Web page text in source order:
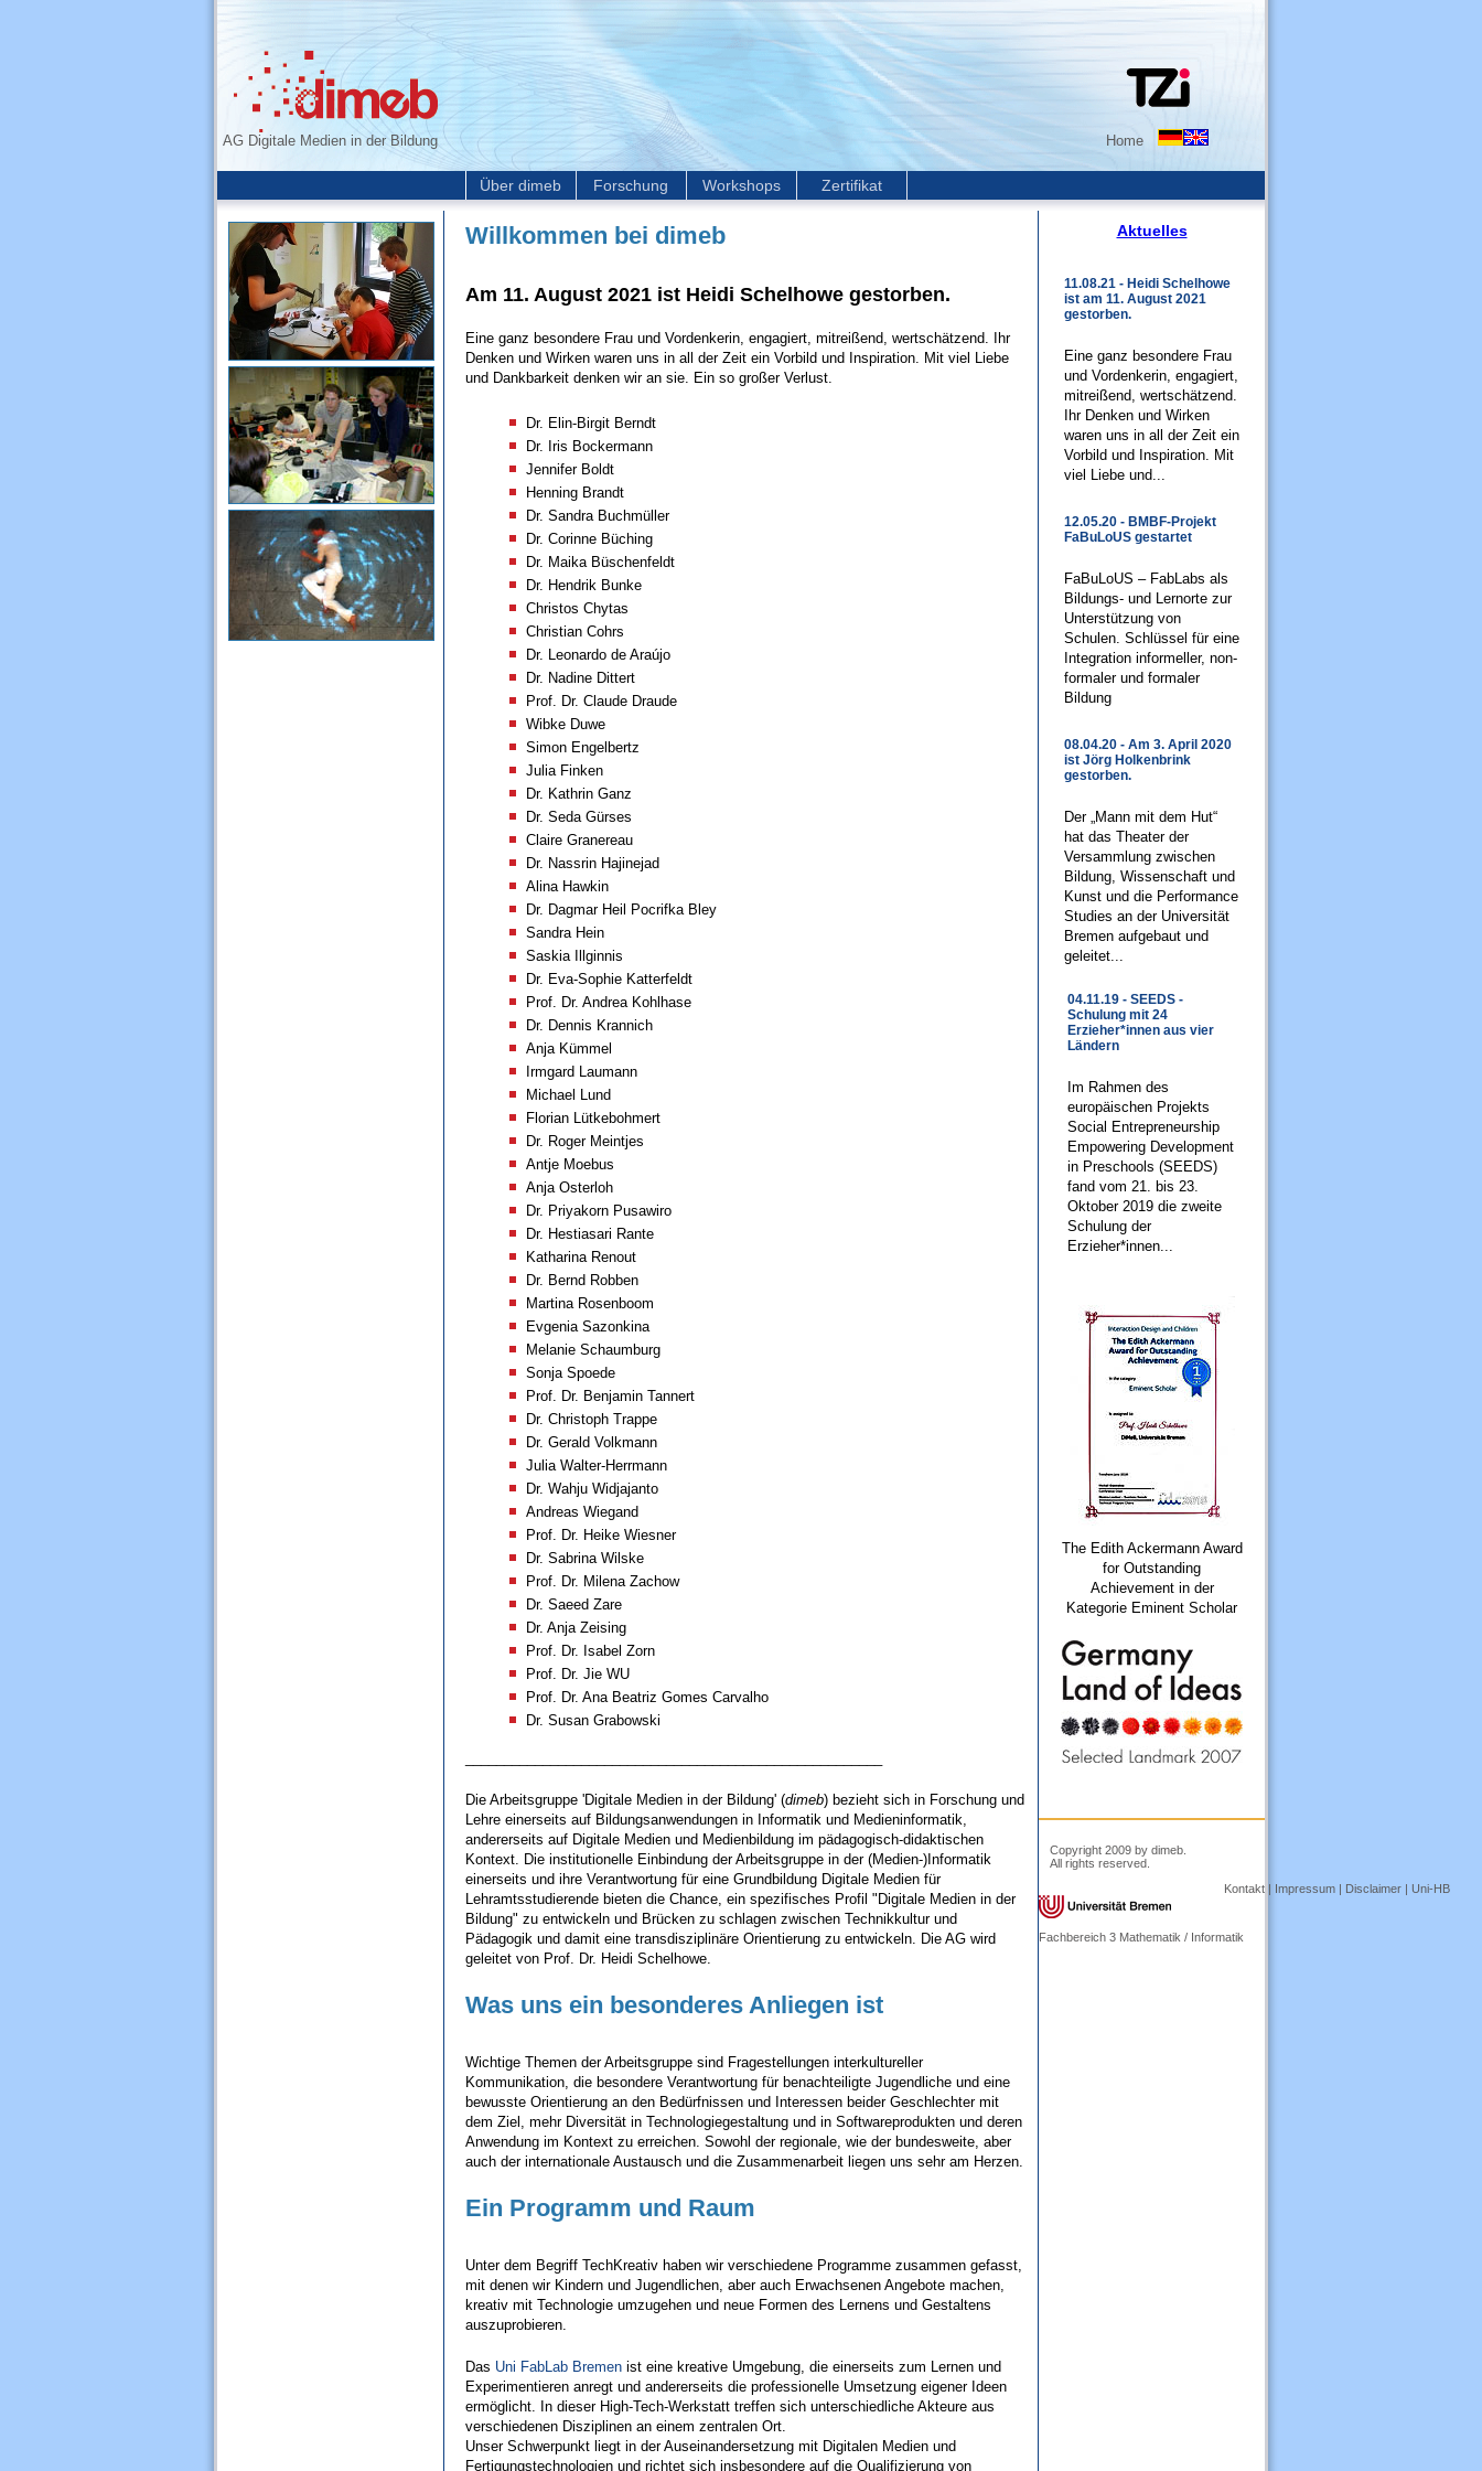
AG Digitale Medien in der Bildung Home
Über dimeb Forschung Workshops Zertifikat
Willkommen bei dimeb
Am 11. August 2021 ist Heidi Schelhowe gestorben.
Eine ganz besondere Frau und Vordenkerin, engagiert, mitreißend, wertschätzend. Ihr
Denken und Wirken waren uns in all der Zeit ein Vorbild und Inspiration. Mit viel Liebe
und Dankbarkeit denken wir an sie. Ein so großer Verlust.
Dr. Elin-Birgit Berndt
Dr. Iris Bockermann
Jennifer Boldt
Henning Brandt
Dr. Sandra Buchmüller
Dr. Corinne Büching
Dr. Maika Büschenfeldt
Dr. Hendrik Bunke
Christos Chytas
Christian Cohrs
Dr. Leonardo de Araújo
Dr. Nadine Dittert
Prof. Dr. Claude Draude
Wibke Duwe
Simon Engelbertz
Julia Finken
Dr. Kathrin Ganz
Dr. Seda Gürses
Claire Granereau
Dr. Nassrin Hajinejad
Alina Hawkin
Dr. Dagmar Heil Pocrifka Bley
Sandra Hein
Saskia Illginnis
Dr. Eva-Sophie Katterfeldt
Prof. Dr. Andrea Kohlhase
Dr. Dennis Krannich
Anja Kümmel
Irmgard Laumann
Michael Lund
Florian Lütkebohmert
Dr. Roger Meintjes
Antje Moebus
Anja Osterloh
Dr. Priyakorn Pusawiro
Dr. Hestiasari Rante
Katharina Renout
Dr. Bernd Robben
Martina Rosenboom
Evgenia Sazonkina
Melanie Schaumburg
Sonja Spoede
Prof. Dr. Benjamin Tannert
Dr. Christoph Trappe
Dr. Gerald Volkmann
Julia Walter-Herrmann
Dr. Wahju Widjajanto
Andreas Wiegand
Prof. Dr. Heike Wiesner
Dr. Sabrina Wilske
Prof. Dr. Milena Zachow
Dr. Saeed Zare
Dr. Anja Zeising
Prof. Dr. Isabel Zorn
Prof. Dr. Jie WU
Prof. Dr. Ana Beatriz Gomes Carvalho
Dr. Susan Grabowski
Die Arbeitsgruppe 'Digitale Medien in der Bildung' (dimeb) bezieht sich in Forschung und
Lehre einerseits auf Bildungsanwendungen in Informatik und Medieninformatik,
andererseits auf Digitale Medien und Medienbildung im pädagogisch-didaktischen
Kontext. Die institutionelle Einbindung der Arbeitsgruppe in der (Medien-)Informatik
einerseits und ihre Verantwortung für eine Grundbildung Digitale Medien für
Lehramtsstudierende bieten die Chance, ein spezifisches Profil "Digitale Medien in der
Bildung" zu entwickeln und Brücken zu schlagen zwischen Technikkultur und
Pädagogik und damit eine transdisziplinäre Orientierung zu entwickeln. Die AG wird
geleitet von Prof. Dr. Heidi Schelhowe.
Was uns ein besonderes Anliegen ist
Wichtige Themen der Arbeitsgruppe sind Fragestellungen interkultureller
Kommunikation, die besondere Verantwortung für benachteiligte Jugendliche und eine
bewusste Orientierung an den Bedürfnissen und Interessen beider Geschlechter mit
dem Ziel, mehr Diversität in Technologiegestaltung und in Softwareprodukten und deren
Anwendung im Kontext zu erreichen. Sowohl der regionale, wie der bundesweite, aber
auch der internationale Austausch und die Zusammenarbeit liegen uns sehr am Herzen.
Ein Programm und Raum
Unter dem Begriff TechKreativ haben wir verschiedene Programme zusammen gefasst,
mit denen wir Kindern und Jugendlichen, aber auch Erwachsenen Angebote machen,
kreativ mit Technologie umzugehen und neue Formen des Lernens und Gestaltens
auszuprobieren.
Das Uni FabLab Bremen ist eine kreative Umgebung, die einerseits zum Lernen und
Experimentieren anregt und andererseits die professionelle Umsetzung eigener Ideen
ermöglicht. In dieser High-Tech-Werkstatt treffen sich unterschiedliche Akteure aus
verschiedenen Disziplinen an einem zentralen Ort.
Unser Schwerpunkt liegt in der Auseinandersetzung mit Digitalen Medien und
Fertigungstechnologien und richtet sich insbesondere auf die Qualifizierung von
Aktuelles
11.08.21 - Heidi Schelhowe
ist am 11. August 2021
gestorben.
Eine ganz besondere Frau
und Vordenkerin, engagiert,
mitreißend, wertschätzend.
Ihr Denken und Wirken
waren uns in all der Zeit ein
Vorbild und Inspiration. Mit
viel Liebe und...
12.05.20 - BMBF-Projekt
FaBuLoUS gestartet
FaBuLoUS – FabLabs als
Bildungs- und Lernorte zur
Unterstützung von
Schulen. Schlüssel für eine
Integration informeller, non-
formaler und formaler
Bildung
08.04.20 - Am 3. April 2020
ist Jörg Holkenbrink
gestorben.
Der „Mann mit dem Hut“
hat das Theater der
Versammlung zwischen
Bildung, Wissenschaft und
Kunst und die Performance
Studies an der Universität
Bremen aufgebaut und
geleitet...
04.11.19 - SEEDS -
Schulung mit 24
Erzieher*innen aus vier
Ländern
Im Rahmen des
europäischen Projekts
Social Entrepreneurship
Empowering Development
in Preschools (SEEDS)
fand vom 21. bis 23.
Oktober 2019 die zweite
Schulung der
Erzieher*innen...
The Edith Ackermann Award
for Outstanding
Achievement in der
Kategorie Eminent Scholar
Copyright 2009 by dimeb.
All rights reserved.
Kontakt| Impressum| Disclaimer| Uni-HB
Fachbereich 3 Mathematik / Informatik